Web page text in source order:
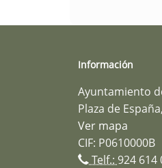
Información
Ayuntamiento
Plaza de
Ver mapa
CIF: P0610000B
Telf.: 924 614